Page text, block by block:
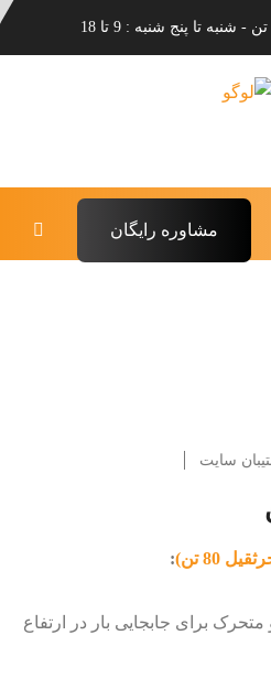
مشاوره رایگان
سایت
80 تن) :
متحرک برای جابجایی بار در ارتفاع